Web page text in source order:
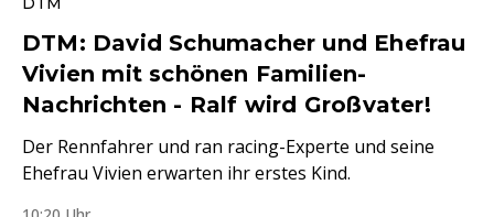
DTM: David Schumacher und Ehefrau
Vivien mit schönen Familien-
Nachrichten - Ralf wird Großvater!
Der Rennfahrer und ran racing-Experte und seine
Ehefrau Vivien erwarten ihr erstes Kind.